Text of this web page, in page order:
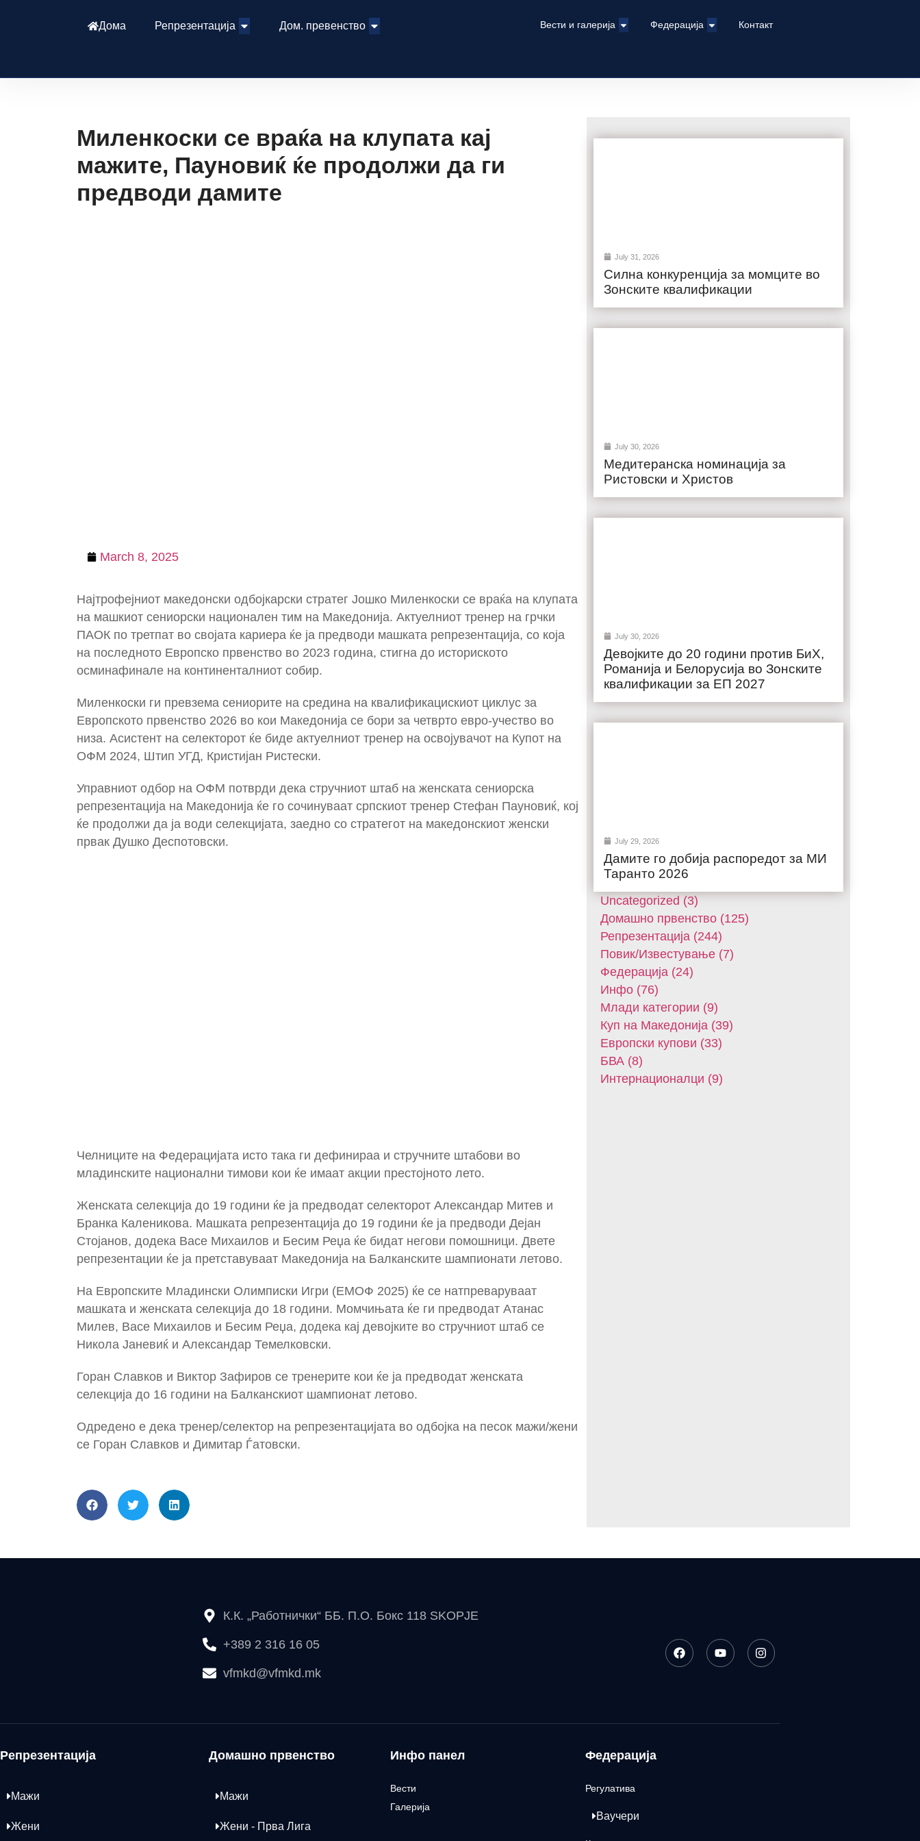
Дома Репрезентација Дом. превенство Вести и галерија Федерација Контакт
Миленкоски се враќа на клупата кај
мажите, Пауновиќ ќе продолжи да ги
предводи дамите
March 8, 2025
Најтрофејниот македонски одбојкарски стратег Јошко Миленкоски се враќа на клупата
на машкиот сениорски национален тим на Македонија. Актуелниот тренер на грчки
ПАОК по третпат во својата кариера ќе ја предводи машката репрезентација, со која
на последното Европско првенство во 2023 година, стигна до историското
осминафинале на континенталниот собир.
Миленкоски ги превзема сениорите на средина на квалификацискиот циклус за
Европското првенство 2026 во кои Македонија се бори за четврто евро-учество во
низа. Асистент на селекторот ќе биде актуелниот тренер на освојувачот на Купот на
ОФМ 2024, Штип УГД, Кристијан Ристески.
Управниот одбор на ОФМ потврди дека стручниот штаб на женската сениорска
репрезентација на Македонија ќе го сочинуваат српскиот тренер Стефан Пауновиќ, кој
ќе продолжи да ја води селекцијата, заедно со стратегот на македонскиот женски
првак Душко Деспотовски.
Челниците на Федерацијата исто така ги дефинираа и стручните штабови во
младинските национални тимови кои ќе имаат акции престојното лето.
Женската селекција до 19 години ќе ја предводат селекторот Александар Митев и
Бранка Каленикова. Машката репрезентација до 19 години ќе ја предводи Дејан
Стојанов, додека Васе Михаилов и Бесим Реџа ќе бидат негови помошници. Двете
репрезентации ќе ја претставуваат Македонија на Балканските шампионати летово.
На Европските Младински Олимписки Игри (ЕМОФ 2025) ќе се натпреваруваат
машката и женската селекција до 18 години. Момчињата ќе ги предводат Атанас
Милев, Васе Михаилов и Бесим Реџа, додека кај девојките во стручниот штаб се
Никола Јаневиќ и Александар Темелковски.
Горан Славков и Виктор Зафиров се тренерите кои ќе ја предводат женската
селекција до 16 години на Балканскиот шампионат летово.
Одредено е дека тренер/селектор на репрезентацијата во одбојка на песок мажи/жени
се Горан Славков и Димитар Ѓатовски.
July 31, 2026
Силна конкуренција за момците во
Зонските квалификации
July 30, 2026
Медитеранска номинација за
Ристовски и Христов
July 30, 2026
Девојките до 20 години против БиХ,
Романија и Белорусија во Зонските
квалификации за ЕП 2027
July 29, 2026
Дамите го добија распоредот за МИ
Таранто 2026
Uncategorized (3)
Домашнo првенство (125)
Репрезентација (244)
Повик/Известување (7)
Федерација (24)
Инфо (76)
Млади категории (9)
Куп на Македонија (39)
Европски купови (33)
БВА (8)
Интернационалци (9)
К.К. „Работнички“ ББ. П.О. Бокс 118 SKOPJE
+389 2 316 16 05
vfmkd@vfmkd.mk
Репрезентација
Мажи
Жени
Домашно првенство
Мажи
Жени - Прва Лига
Инфо панел
Вести
Галерија
Федерација
Регулатива
Ваучери